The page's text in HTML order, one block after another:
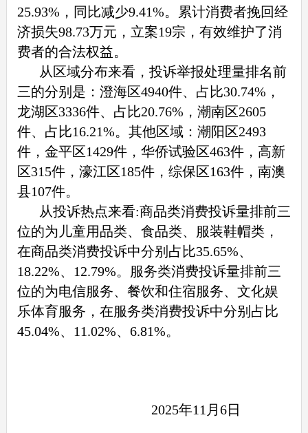
25.93% ，同比减少9.41%。累计消费者挽回经
济损失98.73万元，立案19宗，有效维护了消
费者的合法权益。
从区域分布来看，投诉举报处理量排名前
三的分别是：澄海区4940件、占比30.74% ，
龙湖区3336件、占比20.76% ，潮南区2605
件、占比16.21%。其他区域：潮阳区2493
件，金平区1429件，华侨试验区463件，高新
区315件，濠江区185件，综保区163件，南澳
县107件。
从投诉热点来看:商品类消费投诉量排前三
位的为儿童用品类、食品类、服装鞋帽类，
在商品类消费投诉中分别占比35.65%、
18.22%、 12.79%。服务类消费投诉量排前三
位的为电信服务、餐饮和住宿服务、文化娱
乐体育服务，在服务类消费投诉中分别占比
45.04%、 11.02%、 6.81%。
2025年11 月6日